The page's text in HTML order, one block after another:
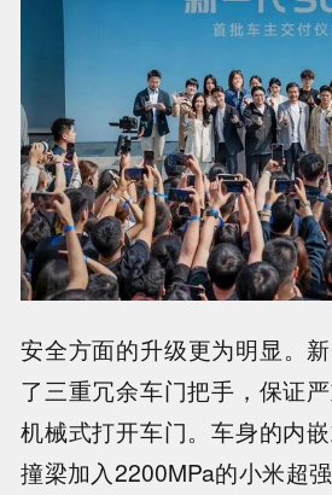
安全方面的升级更为明显。
了三重冗余车门把手，保证
机械式打开车门。车身的内
撞梁加入2200MPa的小米超